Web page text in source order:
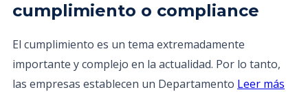
cumplimiento o compliance
El cumplimiento es un tema extremadamente
importante y complejo en la actualidad. Por lo tanto,
las empresas establecen un Departamento Leer más